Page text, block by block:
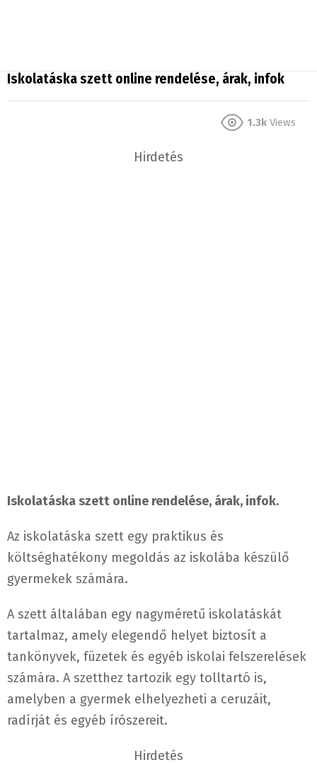
Iskolatáska szett online rendelése, árak, infok
1.3k Views
Hirdetés
Iskolatáska szett online rendelése, árak, infok.
Az iskolatáska szett egy praktikus és
költséghatékony megoldás az iskolába készülő
gyermekek számára.
A szett általában egy nagyméretű iskolatáskát
tartalmaz, amely elegendő helyet biztosít a
tankönyvek, füzetek és egyéb iskolai felszerelések
számára. A szetthez tartozik egy tolltartó is,
amelyben a gyermek elhelyezheti a ceruzáit,
radírját és egyéb írószereit.
Hirdetés